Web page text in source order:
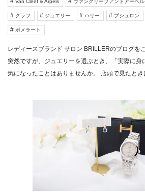
グラフ ジュエリー ハリー ブシュロン
ポメラート
レディースブランド サロン BRILLERのブログを
突然ですが、ジュエリーを選ぶとき、「実際に身
気になったことはありませんか。 店頭で見たと